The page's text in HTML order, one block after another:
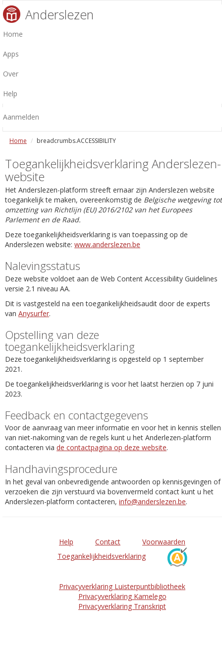
Anderslezen
Home
Apps
Over
Help
Aanmelden
Home breadcrumbs.ACCESSIBILITY
Toegankelijkheidsverklaring Anderslezen-
website
Het Anderslezen-platform streeft ernaar zijn Anderslezen website
toegankelijk te maken, overeenkomstig de Belgische wetgeving tot
omzetting van Richtlijn (EU) 2016/2102 van het Europees
Parlement en de Raad.
Deze toegankelijkheidsverklaring is van toepassing op de
Anderslezen website: www.anderslezen.be
Nalevingsstatus
Deze website voldoet aan de Web Content Accessibility Guidelines
versie 2.1 niveau AA.
Dit is vastgesteld na een toegankelijkheidsaudit door de experts
van Anysurfer.
Opstelling van deze
toegankelijkheidsverklaring
Deze toegankelijkheidsverklaring is opgesteld op 1 september
2021.
De toegankelijkheidsverklaring is voor het laatst herzien op 7 juni
2023.
Feedback en contactgegevens
Voor de aanvraag van meer informatie en voor het in kennis stellen
van niet-nakoming van de regels kunt u het Anderlezen-platform
contacteren via de contactpagina op deze website.
Handhavingsprocedure
In het geval van onbevredigende antwoorden op kennisgevingen of
verzoeken die zijn verstuurd via bovenvermeld contact kunt u het
Anderslezen-platform contacteren, info@anderslezen.be.
Help Contact
Voorwaarden
Toegankelijkheidsverklaring
Privacyverklaring Luisterpuntbibliotheek
Privacyverklaring Kamelego
Privacyverklaring Transkript